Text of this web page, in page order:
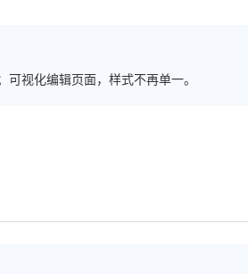
视化编辑页面，样式不再单一。